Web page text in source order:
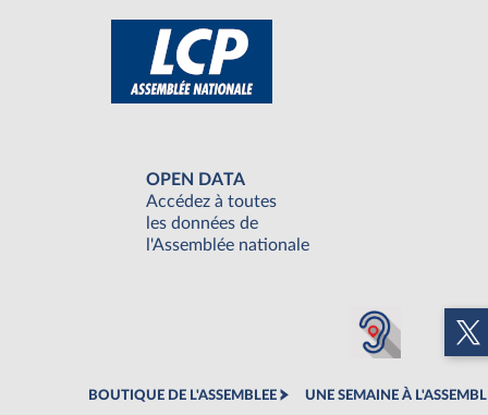
OPEN DATA
Accédez à toutes
les données de
l'Assemblée nationale
BOUTIQUE DE L'ASSEMBLEE UNE SEMAINE À